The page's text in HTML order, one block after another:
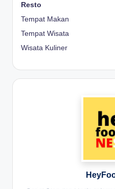
Resto
Tempat Makan
Tempat Wisata
Wisata Kuliner